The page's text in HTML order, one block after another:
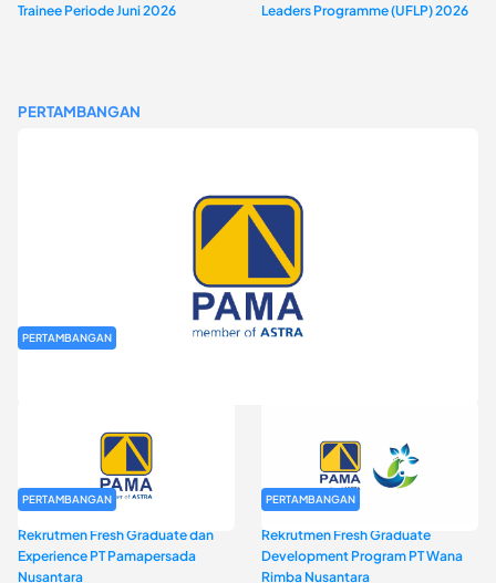
Trainee Periode Juni 2026
Leaders Programme (UFLP) 2026
PERTAMBANGAN
PERTAMBANGAN
PERTAMBANGAN
Rekrutmen Fresh Graduate dan
Experience PT Pamapersada
Nusantara
PERTAMBANGAN
Rekrutmen Fresh Graduate
Development Program PT Wana
Rimba Nusantara